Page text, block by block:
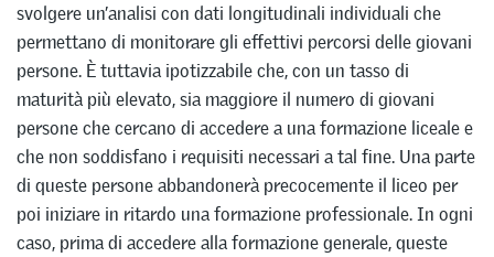
svolgere un’analisi con dati longitudinali individuali che
permettano di monitorare gli effettivi percorsi delle giovani
persone. È tuttavia ipotizzabile che, con un tasso di
maturità più elevato, sia maggiore il numero di giovani
persone che cercano di accedere a una formazione liceale e
che non soddisfano i requisiti necessari a tal fine. Una parte
di queste persone abbandonerà precocemente il liceo per
poi iniziare in ritardo una formazione professionale. In ogni
caso, prima di accedere alla formazione generale, queste